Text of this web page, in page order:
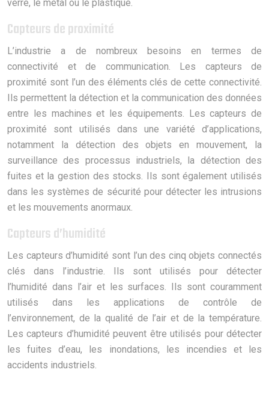
verre, le métal ou le plastique.
Capteurs de proximité
L’industrie a de nombreux besoins en termes de
connectivité et de communication. Les capteurs de
proximité sont l’un des éléments clés de cette connectivité.
Ils permettent la détection et la communication des données
entre les machines et les équipements. Les capteurs de
proximité sont utilisés dans une variété d’applications,
notamment la détection des objets en mouvement, la
surveillance des processus industriels, la détection des
fuites et la gestion des stocks. Ils sont également utilisés
dans les systèmes de sécurité pour détecter les intrusions
et les mouvements anormaux.
Capteurs d’humidité
Les capteurs d’humidité sont l’un des cinq objets connectés
clés dans l’industrie. Ils sont utilisés pour détecter
l’humidité dans l’air et les surfaces. Ils sont couramment
utilisés dans les applications de contrôle de
l’environnement, de la qualité de l’air et de la température.
Les capteurs d’humidité peuvent être utilisés pour détecter
les fuites d’eau, les inondations, les incendies et les
accidents industriels.